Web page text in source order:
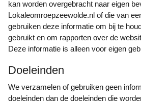
kan worden overgebracht naar eigen
Lokaleomroepzeewolde.nl of die van
gebruiken deze informatie om bij te
gebruikt en om rapporten over de
Deze informatie is alleen voor eigen
Doeleinden
We verzamelen of gebruiken geen informatie voor andere
doeleinden dan de doeleinden die